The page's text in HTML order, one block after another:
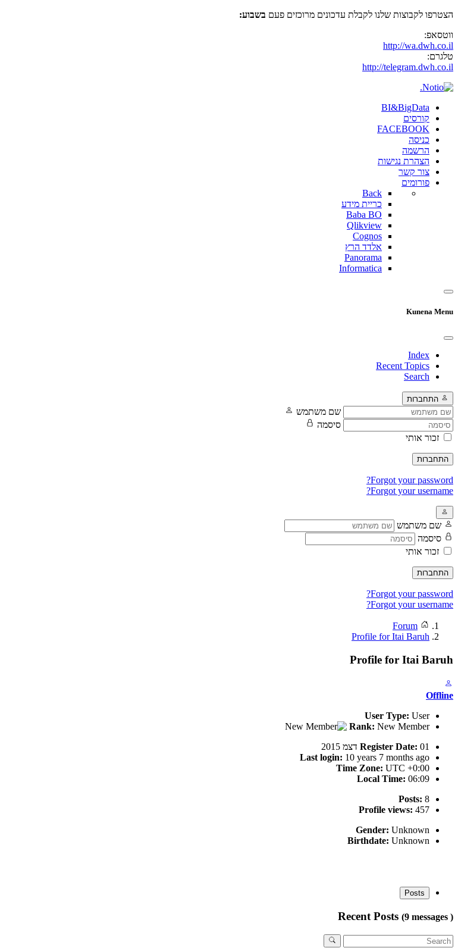
הצטרפו לקבוצות שלנו לקבלת עדכונים מרוכזים פעם בשבוע:
ווטסאפ:
http://wa.dwh.co.il
טלגרם:
http://telegram.dwh.co.il
BI&BigData
קורסים
FACEBOOK
כניסה
הרשמה
הצהרת נגישות
צור קשר
פורומים
Back
כריית מידע
Baba BO
Qlikview
Cognos
אלדד הרץ
Panorama
Informatica
Kunena Menu
Index
Recent Topics
Search
התחברות
שם משתמש
סיסמה
זכור אותי
התחברות
Forgot your password?
Forgot your username?
שם משתמש
סיסמה
זכור אותי
התחברות
Forgot your password?
Forgot your username?
Forum
Profile for Itai Baruh
Profile for Itai Baruh
Offline
User Type: User
Rank: New Member
Register Date: 01 דצמ 2015
Last login: 10 years 7 months ago
Time Zone: UTC +0:00
Local Time: 06:09
Posts: 8
Profile views: 457
Gender: Unknown
Birthdate: Unknown
Posts
Recent Posts (9 messages )